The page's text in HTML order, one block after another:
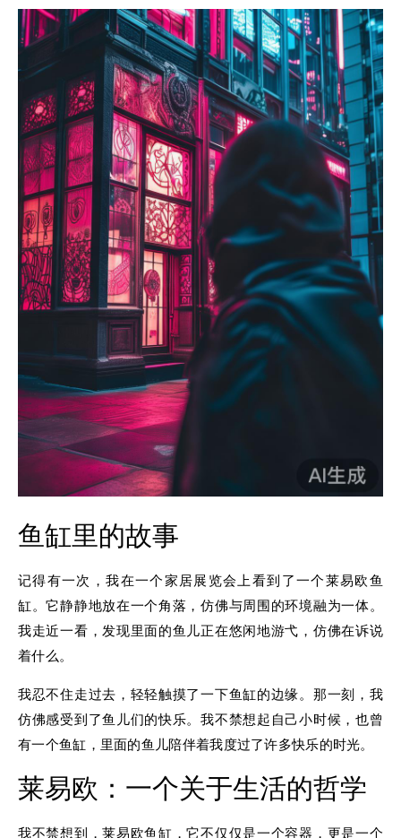
鱼缸里的故事
记得有一次，我在一个家居展览会上看到了一个莱易欧鱼
缸。它静静地放在一个角落，仿佛与周围的环境融为一体。
我走近一看，发现里面的鱼儿正在悠闲地游弋，仿佛在诉说
着什么。
我忍不住走过去，轻轻触摸了一下鱼缸的边缘。那一刻，我
仿佛感受到了鱼儿们的快乐。我不禁想起自己小时候，也曾
有一个鱼缸，里面的鱼儿陪伴着我度过了许多快乐的时光。
莱易欧：一个关于生活的哲学
我不禁想到，莱易欧鱼缸，它不仅仅是一个容器，更是一个